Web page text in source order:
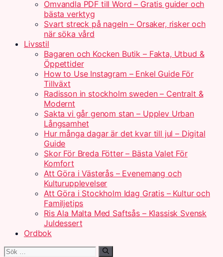
Omvandla PDF till Word – Gratis guider och
bästa verktyg
Svart streck på nageln – Orsaker, risker och
när söka vård
Livsstil
Bagaren och Kocken Butik – Fakta, Utbud &
Öppettider
How to Use Instagram – Enkel Guide För
Tillväxt
Radisson in stockholm sweden – Centralt &
Modernt
Sakta vi går genom stan – Upplev Urban
Långsamhet
Hur många dagar är det kvar till jul – Digital
Guide
Skor För Breda Fötter – Bästa Valet För
Komfort
Att Göra i Västerås – Evenemang och
Kulturupplevelser
Att Göra i Stockholm Idag Gratis – Kultur och
Familjetips
Ris Ala Malta Med Saftsås – Klassisk Svensk
Juldessert
Ordbok
Sök